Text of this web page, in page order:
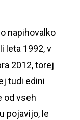
napihovalko
leta 1992, v
2012, torej
tudi edini
od vseh
pojavijo, le